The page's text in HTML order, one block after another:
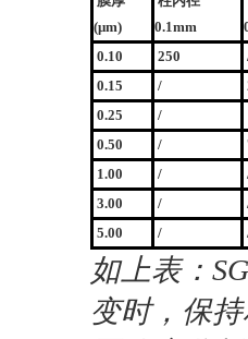
(μm)
0.1mm
0.10
250
0.15
/
0.25
/
0.50
/
1.00
/
3.00
/
5.00
/
如上表：
变时，保